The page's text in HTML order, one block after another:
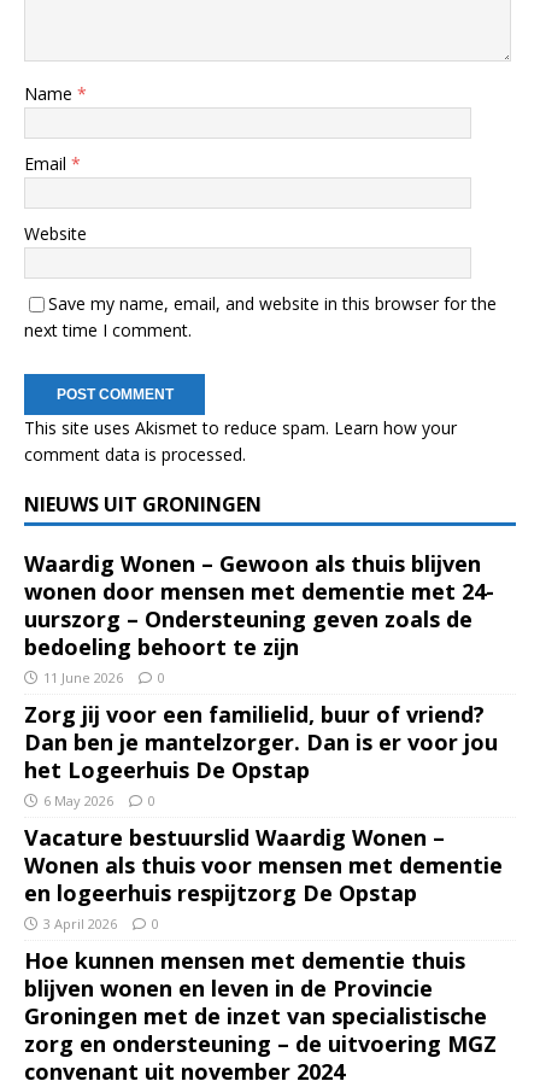
Name *
Email *
Website
Save my name, email, and website in this browser for the
next time I comment.
This site uses Akismet to reduce spam. Learn how your
comment data is processed.
NIEUWS UIT GRONINGEN
Waardig Wonen – Gewoon als thuis blijven
wonen door mensen met dementie met 24-
uurszorg – Ondersteuning geven zoals de
bedoeling behoort te zijn
11 June 2026 0
Zorg jij voor een familielid, buur of vriend?
Dan ben je mantelzorger. Dan is er voor jou
het Logeerhuis De Opstap
6 May 2026 0
Vacature bestuurslid Waardig Wonen –
Wonen als thuis voor mensen met dementie
en logeerhuis respijtzorg De Opstap
3 April 2026 0
Hoe kunnen mensen met dementie thuis
blijven wonen en leven in de Provincie
Groningen met de inzet van specialistische
zorg en ondersteuning – de uitvoering MGZ
convenant uit november 2024